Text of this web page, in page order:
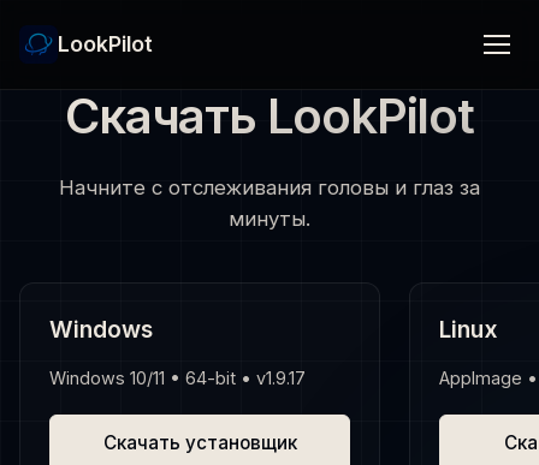
LookPilot
Скачать LookPilot
Начните с отслеживания головы и глаз за
минуты.
Windows
Windows 10/11 • 64-bit • v1.9.17
Скачать установщик
Linux
AppImage